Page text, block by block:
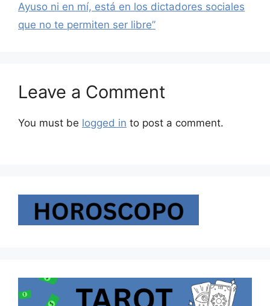
Ayuso ni en mí, está en los dictadores sociales
que no te permiten ser libre”
Leave a Comment
You must be logged in to post a comment.